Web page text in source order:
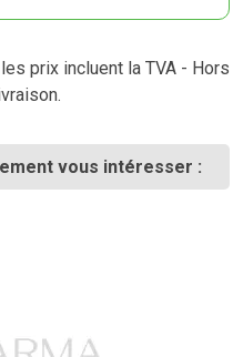
prix incluent la TVA - Hors
vous intéresser :